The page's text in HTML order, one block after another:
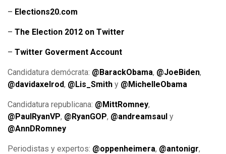
– Elections20.com
– The Election 2012 on Twitter
– Twitter Goverment Account
Candidatura demócrata: @BarackObama, @JoeBiden,
@davidaxelrod, @Lis_Smith y @MichelleObama
Candidatura republicana: @MittRomney,
@PaulRyanVP, @RyanGOP, @andreamsaul y
@AnnDRomney
Periodistas y expertos: @oppenheimera, @antonigr,